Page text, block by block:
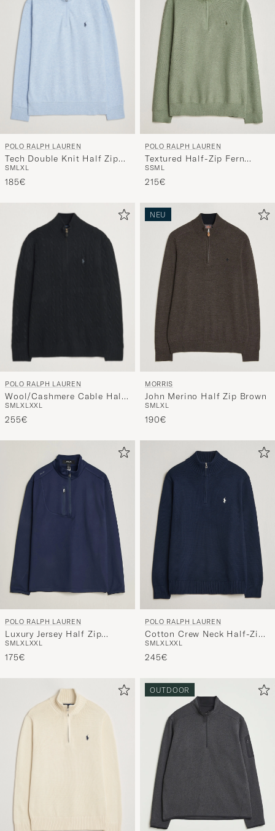
POLO RALPH LAUREN
Tech Double Knit Half Zip
Office Blue Heather
SMLXL
185€
POLO RALPH LAUREN
Textured Half-Zip Fern
Green Heather
SSM L
215€
POLO RALPH LAUREN
Wool/Cashmere Cable Half
Zip Polo Black
SMLXLXXL
255€
NEU
MORRIS
John Merino Half Zip Brown
SMLXL
190€
POLO RALPH LAUREN
Luxury Jersey Half Zip
Refined Navy
SMLXLXXL
175€
POLO RALPH LAUREN
Cotton Crew Neck Half-Zip
Hunter Navy
SMLXLXXL
245€
OUTDOOR